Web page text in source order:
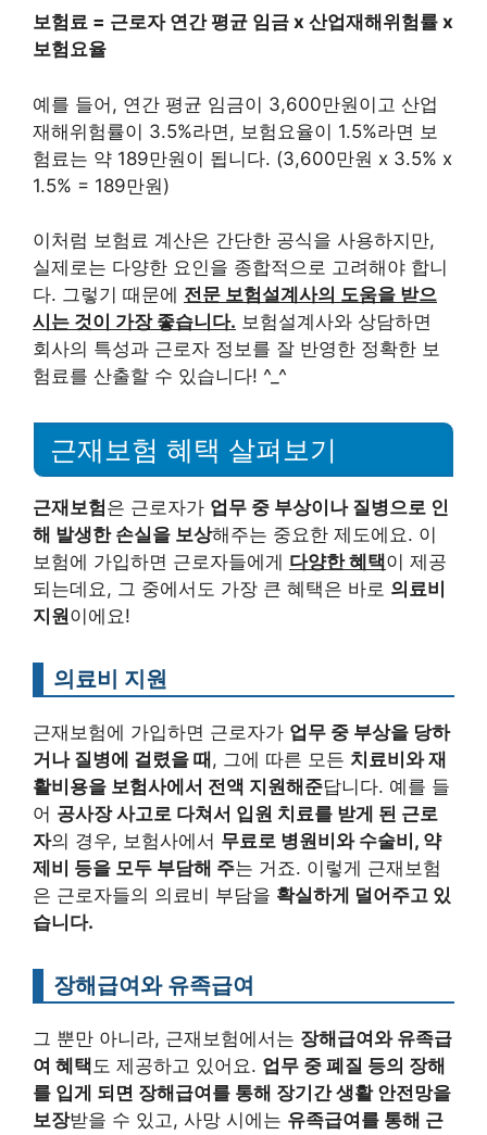
보험료 = 근로자 연간 평균 임금 x 산업재해위험률 x
보험요율
예를 들어, 연간 평균 임금이 3,600만원이고 산업
재해위험률이 3.5%라면, 보험요율이 1.5%라면 보
험료는 약 189만원이 됩니다. (3,600만원 x 3.5% x
1.5% = 189만원)
이처럼 보험료 계산은 간단한 공식을 사용하지만,
실제로는 다양한 요인을 종합적으로 고려해야 합니
다. 그렇기 때문에 전문 보험설계사의 도움을 받으
시는 것이 가장 좋습니다. 보험설계사와 상담하면
회사의 특성과 근로자 정보를 잘 반영한 정확한 보
험료를 산출할 수 있습니다! ^_^
근재보험 혜택 살펴보기
근재보험은 근로자가 업무 중 부상이나 질병으로 인
해 발생한 손실을 보상해주는 중요한 제도에요. 이
보험에 가입하면 근로자들에게 다양한 혜택이 제공
되는데요, 그 중에서도 가장 큰 혜택은 바로 의료비
지원이에요!
의료비 지원
근재보험에 가입하면 근로자가 업무 중 부상을 당하
거나 질병에 걸렸을 때 , 그에 따른 모든 치료비와 재
활비용을 보험사에서 전액 지원해준답니다. 예를 들
어 공사장 사고로 다쳐서 입원 치료를 받게 된 근로
자의 경우, 보험사에서 무료로 병원비와 수술비, 약
제비 등을 모두 부담해 주는 거죠. 이렇게 근재보험
은 근로자들의 의료비 부담을 확실하게 덜어주고 있
습니다.
장해급여와 유족급여
그 뿐만 아니라, 근재보험에서는 장해급여와 유족급
여 혜택도 제공하고 있어요. 업무 중 폐질 등의 장해
를 입게 되면 장해급여를 통해 장기간 생활 안전망을
보장받을 수 있고, 사망 시에는 유족급여를 통해 근